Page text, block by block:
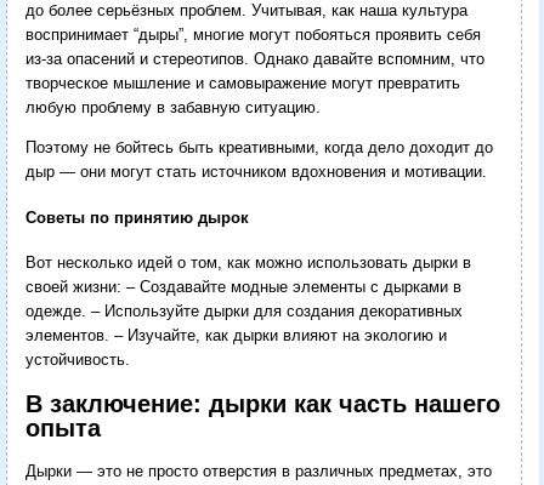
до более серьёзных проблем. Учитывая, как наша культура
воспринимает “дыры”, многие могут побояться проявить себя
из-за опасений и стереотипов. Однако давайте вспомним, что
творческое мышление и самовыражение могут превратить
любую проблему в забавную ситуацию.
Поэтому не бойтесь быть креативными, когда дело доходит до
дыр — они могут стать источником вдохновения и мотивации.
Советы по принятию дырок
Вот несколько идей о том, как можно использовать дырки в
своей жизни: – Создавайте модные элементы с дырками в
одежде. – Используйте дырки для создания декоративных
элементов. – Изучайте, как дырки влияют на экологию и
устойчивость.
В заключение: дырки как часть нашего
опыта
Дырки — это не просто отверстия в различных предметах, это